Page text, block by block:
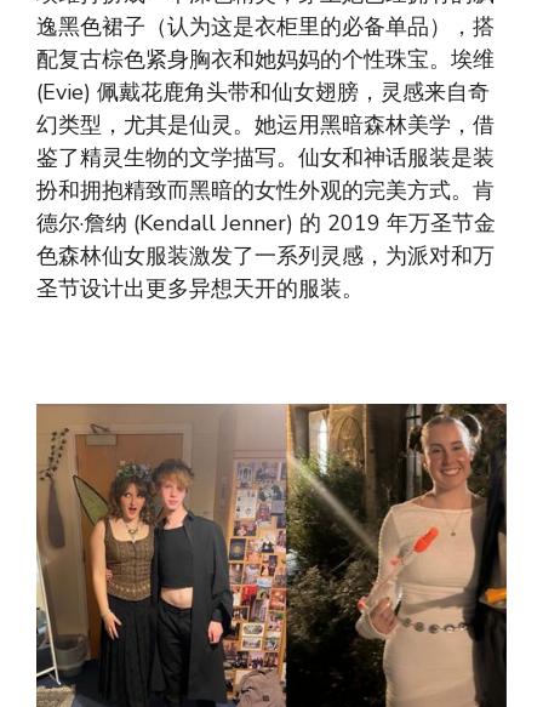
逸黑色裙子（认为这是衣柜里的必备单品），搭
配复古棕色紧身胸衣和她妈妈的个性珠宝。埃维
(Evie) 佩戴花鹿角头带和仙女翅膀，灵感来自奇
幻类型，尤其是仙灵。她运用黑暗森林美学，借
鉴了精灵生物的文学描写。仙女和神话服装是装
扮和拥抱精致而黑暗的女性外观的完美方式。肯
德尔·詹纳 (Kendall Jenner) 的 2019 年万圣节金
色森林仙女服装激发了一系列灵感，为派对和万
圣节设计出更多异想天开的服装。